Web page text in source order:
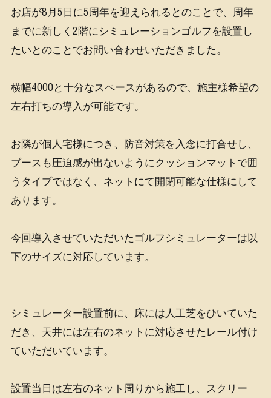
プ
ラ
ス）
2）
2013-
2018
お店が8月5日に5周年を迎えられるとのことで、周年
までに新しく2階にシミュレーションゴルフを設置し
たいとのことでお問い合わせいただきました。
横幅4000と十分なスペースがあるので、施主様希望の
左右打ちの導入が可能です。
お隣が個人宅様につき、防音対策を入念に打合せし、
ブースも圧迫感が出ないようにクッションマットで囲
うタイプではなく、ネットにて開閉可能な仕様にして
あります。
今回導入させていただいたゴルフシミュレーターは以
下のサイズに対応しています。
シミュレーター設置前に、床には人工芝をひいていた
だき、天井には左右のネットに対応させたレール付け
ていただいています。
設置当日は左右のネット周りから施工し、スクリー